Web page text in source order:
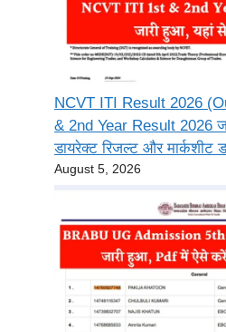
NCVT ITI Result 2026
& 2nd Year Result 2026
डायरेक्ट रिजल्ट और मार्कशीट
August 5, 2026